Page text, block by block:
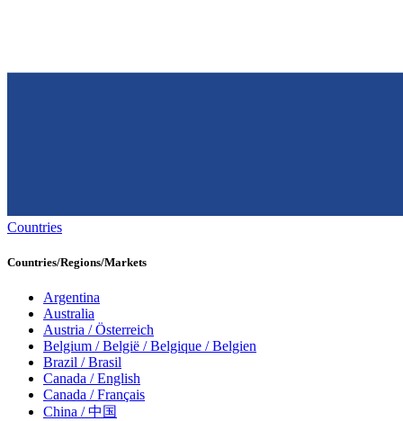
Countries
Countries/Regions/Markets
Argentina
Australia
Austria / Österreich
Belgium / België / Belgique / Belgien
Brazil / Brasil
Canada / English
Canada / Français
China / 中国